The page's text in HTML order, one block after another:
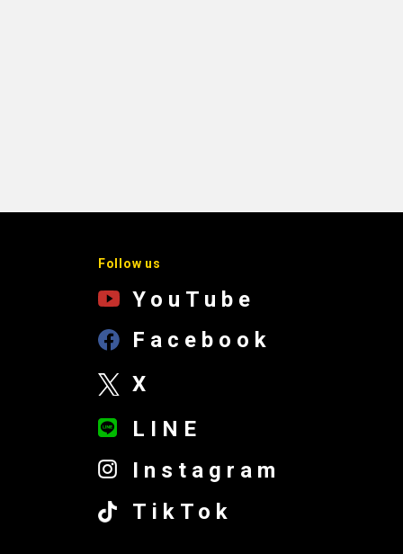
Follow us
YouTube
Facebook
X
LINE
Instagram
TikTok